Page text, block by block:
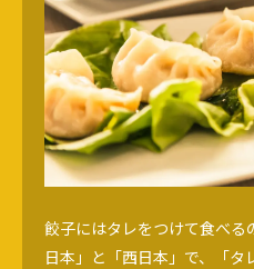
餃子にはタレをつけて食べ
日本」と「西日本」で、「